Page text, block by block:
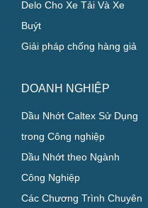
Delo Cho Xe Tải Và Xe
Buýt
Giải pháp chống hàng giả
DOANH NGHIỆP
Dầu Nhớt Caltex Sử Dụng
trong Công nghiệp
Dầu Nhớt theo Ngành
Công Nghiệp
Các Chương Trình Chuyên